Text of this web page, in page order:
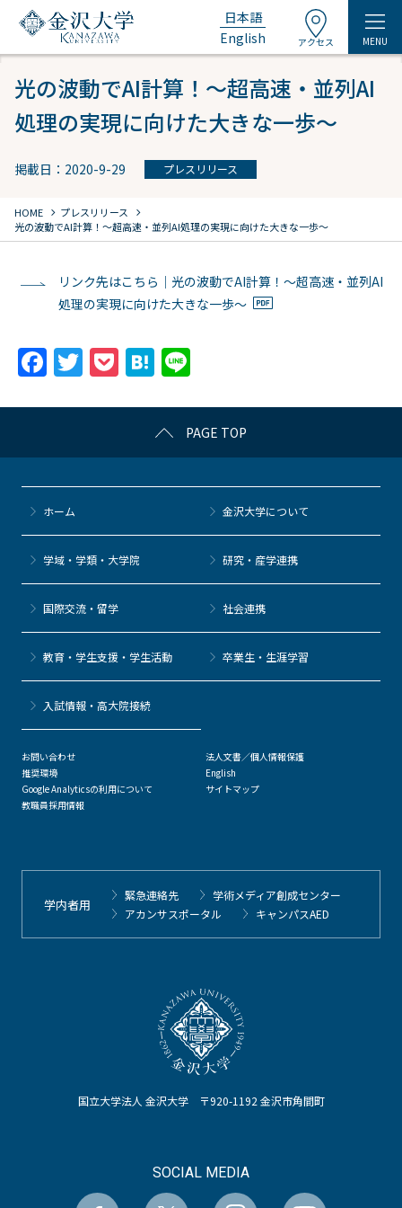
日本語
English
アクセス MENU
光の波動でAI計算！～超高速・並列AI
処理の実現に向けた大きな一歩～
掲載日：2020-9-29 プレスリリース
HOME chevron_right プレスリリース chevron_right
光の波動でAI計算！～超高速・並列AI処理の実現に向けた大きな一歩～
リンク先はこちら｜光の波動でAI計算！～超高速・並列AI
処理の実現に向けた大きな一歩～
F
c
e
b
o
o
k
T
itt
er
P
c
k
et
H
e
n
a
e
PAGE TOP
国立大学法人 金沢大学 〒920-1192 金沢市角間町
SOCIAL MEDIA
ホーム 金沢大学について
学域・学類・大学院 研究・産学連携
国際交流・留学 社会連携
教育・学生支援・学生活動 卒業生・生涯学習
⼊試情報・高大院接続
お問い合わせ
推奨環境
Google Analyticsの利用について
教職員採用情報
法人文書／個人情報保護
English
サイトマップ
学内者用
緊急連絡先
学術メディア創成センター
アカンサスポータル
キャンパスAED